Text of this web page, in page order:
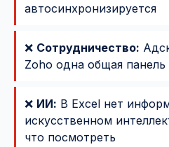
автосинхронизируется
❌ Сотрудничество:
Zoho одна общая
❌ ИИ: В Excel нет
искусственном
что посмотреть